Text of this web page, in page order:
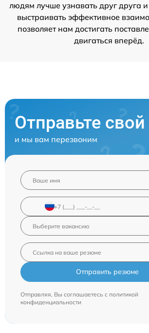
людям лучше узнавать друг друга и
выстраивать эффективное
позволяет нам достигать
двигаться вперёд.
Отправьте
и мы вам перезвоним
Отправить резюме
Отправляя, Вы соглашаетесь с политикой
конфиденциальности